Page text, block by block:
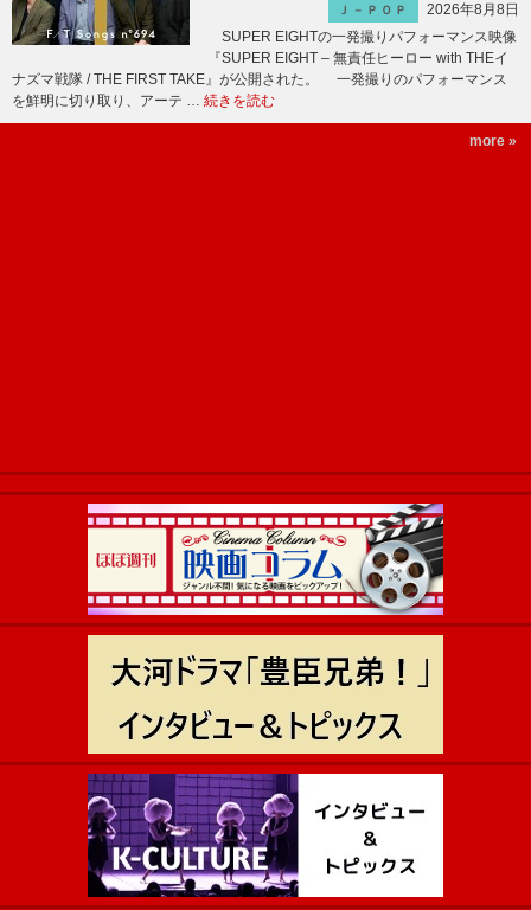
Ｊ－ＰＯＰ
2026年8月8日
SUPER EIGHTの一発撮りパフォーマンス映像
『SUPER EIGHT – 無責任ヒーロー with THEイ
ナズマ戦隊 / THE FIRST TAKE』が公開された。 一発撮りのパフォーマンス
を鮮明に切り取り、アーテ … 続きを読む
more »